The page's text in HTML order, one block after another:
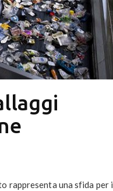
rappresenta una sfida per i